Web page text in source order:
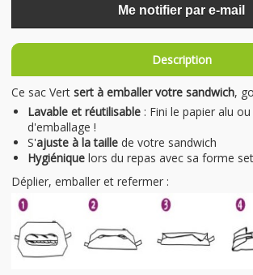
Me notifier par e-mail
Description
Ce sac Vert sert à emballer votre sandwich,
Lavable et réutilisable : Fini le papier alu
d'emballage !
S'ajuste à la taille de votre sandwich
Hygiénique lors du repas avec sa forme
Déplier, emballer et refermer :